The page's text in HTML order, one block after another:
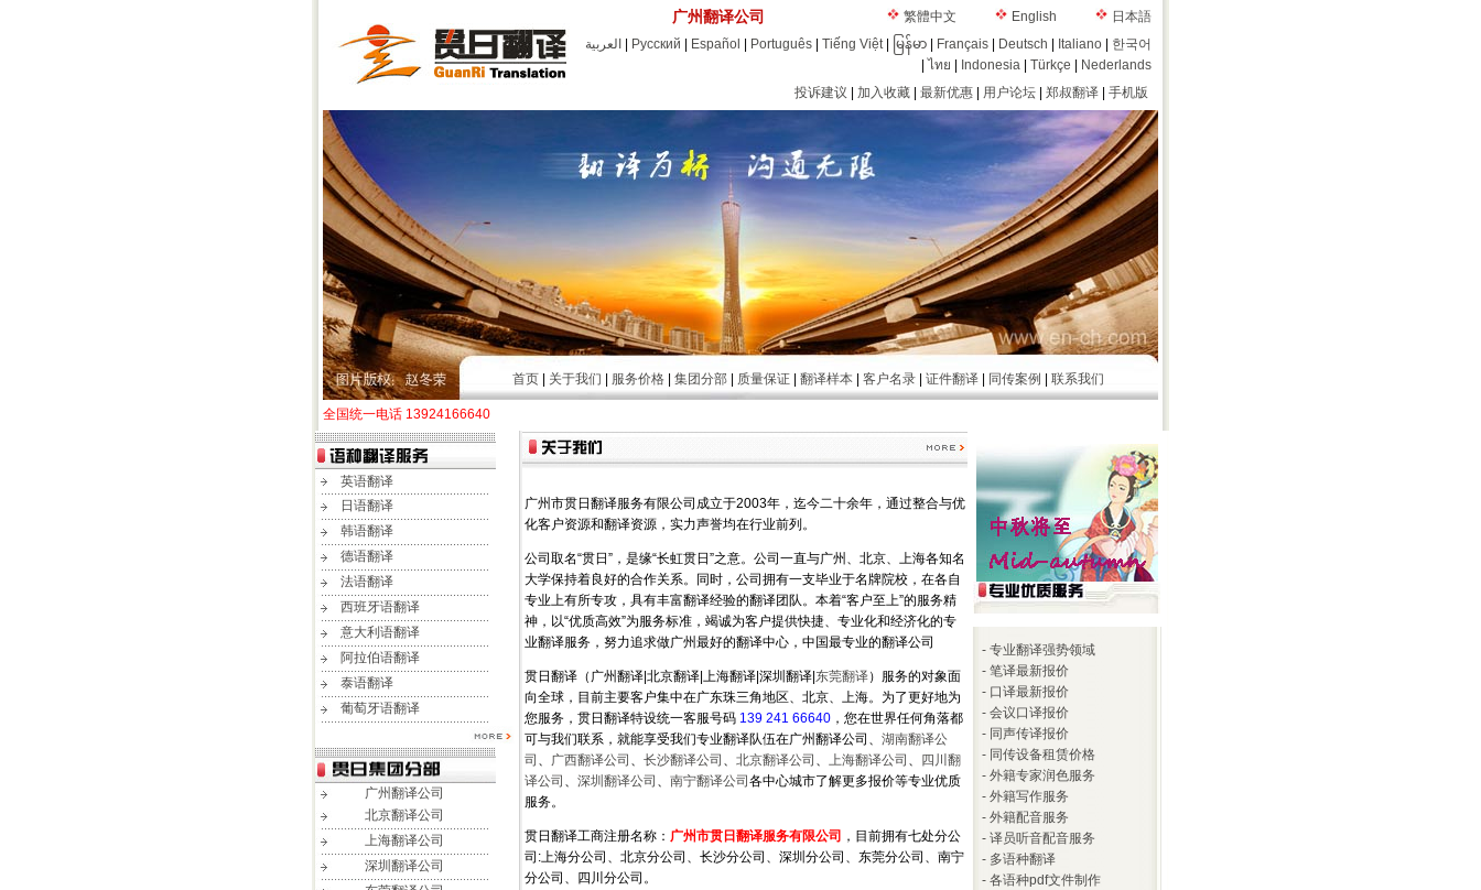
广州翻译公司 繁體中文 English
日本語
العربية
Русский Español Português Tiếng Việt| မြန်မာ Français Deutsch Italiano
한국어
ไทย Indonesia Türkçe
Nederlands
投诉建议
加入收藏 最新优惠 用户论坛 郑叔翻译 手机版
首页 关于我们 服务价格 集团分部 质量保证 翻译样本 客户名录 证件翻译 同传案例 联系我们
全国统一电话 13924166640
英语翻译
日语翻译
韩语翻译
德语翻译
法语翻译
西班牙语翻译
意大利语翻译
阿拉伯语翻译
泰语翻译
葡萄牙语翻译
广州翻译公司
北京翻译公司
上海翻译公司
深圳翻译公司
广州市贯日翻译服务有限公司成立于2003年，迄今二十余年，通过整合与优
化客户资源和翻译资源，实力声誉均在行业前列。
公司取名“贯日”，是缘“长虹贯日”之意。公司一直与广州、北京、上海各知名
大学保持着良好的合作关系。同时，公司拥有一支毕业于名牌院校，在各自
专业上有所专攻，具有丰富翻译经验的翻译团队。本着“客户至上”的服务精
神，以“优质高效”为服务标准，竭诚为客户提供快捷、专业化和经济化的专
业翻译服务，努力追求做广州最好的翻译中心，中国最专业的翻译公司
贯日翻译（广州翻译|北京翻译|上海翻译|深圳翻译| 东莞翻译）服务的对象面
向全球，目前主要客户集中在广东珠三角地区、北京、上海。为了更好地为
您服务，贯日翻译特设统一客服号码 139 241 66640 ，您在世界任何角落都
可与我们联系，就能享受我们专业翻译队伍在广州翻译公司、 湖南翻译公
司 、 广西翻译公司 、 长沙翻译公司 、 北京翻译公司 、 上海翻译公司 、
四川翻
译公司 、 深圳翻译公司 、 南宁翻译公司 各中心城市了解更多报价等专业优质
服务。
贯日翻译工商注册名称： 广州市贯日翻译服务有限公司 ，目前拥有七处分公
司:上海分公司、北京分公司、长沙分公司、深圳分公司、东莞分公司、南宁
分公司、四川分公司。
- 专业翻译强势领域
- 笔译最新报价
- 口译最新报价
- 会议口译报价
- 同声传译报价
- 同传设备租赁价格
- 外籍专家润色服务
- 外籍写作服务
- 外籍配音服务
- 译员听音配音服务
- 多语种翻译
- 各语种pdf文件制作